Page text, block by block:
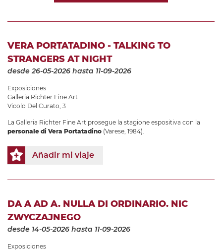
VERA PORTATADINO - TALKING TO
STRANGERS AT NIGHT
desde 26-05-2026 hasta 11-09-2026
Exposiciones
Galleria Richter Fine Art
Vicolo Del Curato, 3
La Galleria Richter Fine Art prosegue la stagione espositiva con la
personale di Vera Portatadino (Varese, 1984).
Añadir mi viaje
DA A AD A. NULLA DI ORDINARIO. NIC
ZWYCZAJNEGO
desde 14-05-2026 hasta 11-09-2026
Exposiciones